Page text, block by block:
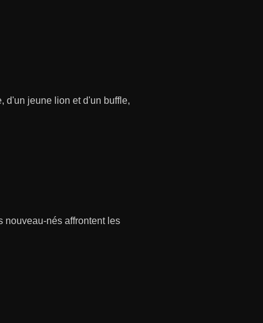
d'un jeune lion et d'un buffle,
nouveau-nés affrontent les